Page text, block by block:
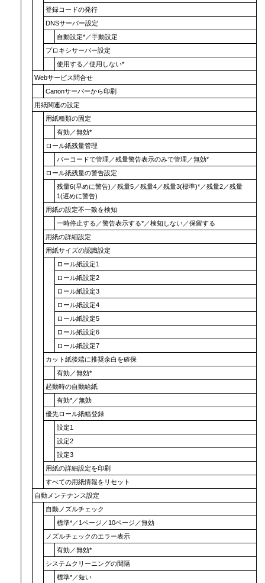
登録コードの発行
DNSサーバー設定
自動設定*／手動設定
プロキシサーバー設定
使用する ／使用しない*
Webサービス問合せ
Canonサーバーから印刷
用紙関連の設定
用紙種類の固定
有効 ／無効*
ロール紙残量管理
バーコードで管理 ／残量警告表示のみで管理 ／無効*
ロール紙残量の警告設定
残量6(早めに警告) ／残量5 ／残量4 ／残量3(標準)*／残量2 ／残量
1(遅めに警告)
用紙の設定不一致を検知
一時停止する ／警告表示する*／検知しない ／保留する
用紙の詳細設定
用紙サイズの認識設定
ロール紙設定1
ロール紙設定2
ロール紙設定3
ロール紙設定4
ロール紙設定5
ロール紙設定6
ロール紙設定7
カット紙後端に推奨余白を確保
有効 ／無効*
起動時の自動給紙
有効*／無効
優先ロール紙幅登録
設定1
設定2
設定3
用紙の詳細設定を印刷
すべての用紙情報をリセット
自動メンテナンス設定
自動ノズルチェック
標準*／1ページ ／10ページ ／無効
ノズルチェックのエラー表示
有効 ／無効*
システムクリーニングの間隔
標準*／短い